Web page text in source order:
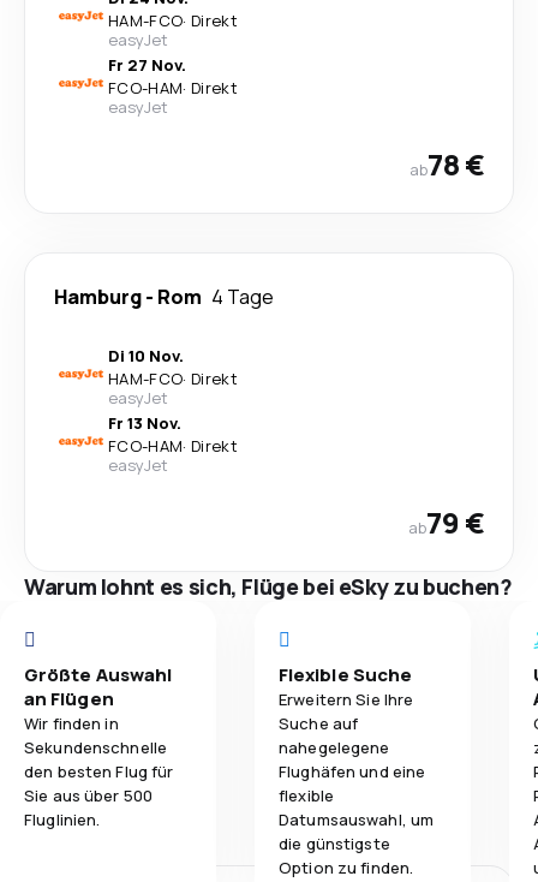
HAM-FCO· Direkt
easyJet
Fr 27 Nov.
FCO-HAM· Direkt
easyJet
ab78 €
Hamburg- Rom 4 Tage
Di 10 Nov.
HAM-FCO· Direkt
easyJet
Fr 13 Nov.
FCO-HAM· Direkt
easyJet
ab79 €
Warum lohnt es sich, Flüge bei eSky zu buchen?
Größte Auswahl
an Flügen
Wir finden in
Sekundenschnelle
den besten Flug für
Sie aus über 500
Fluglinien.
Flexible Suche
Erweitern Sie Ihre
Suche auf
nahegelegene
Flughäfen und eine
flexible
Datumsauswahl, um
die günstigste
Option zu finden.